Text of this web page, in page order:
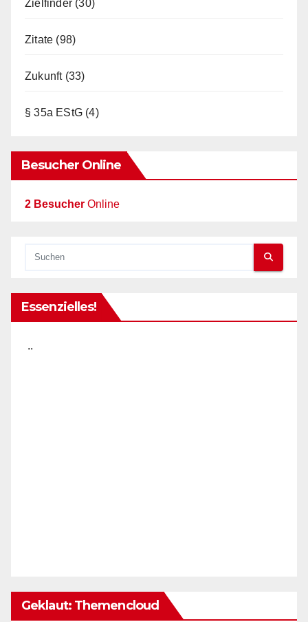
Zielfinder (30)
Zitate (98)
Zukunft(33)
§ 35a EStG (4)
Besucher Online
2 Besucher Online
Essenzielles!
..
Geklaut: Themencloud